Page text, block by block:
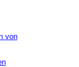
von